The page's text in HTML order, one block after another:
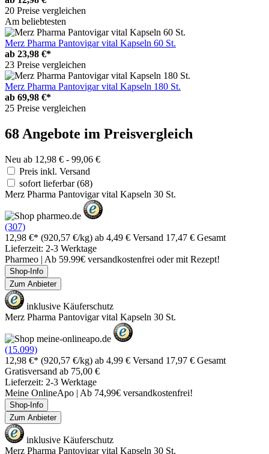
20 Preise vergleichen
Am beliebtesten
Merz Pharma Pantovigar vital Kapseln 60 St.
ab 23,98 €*
23 Preise vergleichen
Merz Pharma Pantovigar vital Kapseln 180 St.
ab 69,98 €*
25 Preise vergleichen
68 Angebote im Preisvergleich
Neu ab 12,98 € - 99,06 €
Preis inkl. Versand
sofort lieferbar(68)
Merz Pharma Pantovigar vital Kapseln 30 St.
(307)
12,98 €* (920,57 €/kg) ab 4,49 € Versand 17,47 € Gesamt
Lieferzeit: 2-3 Werktage
Pharmeo | Ab 59.99€ versandkostenfrei oder mit Rezept!
Shop-Info
Zum Anbieter
inklusive Käuferschutz
Merz Pharma Pantovigar vital Kapseln 30 St.
(15.099)
12,98 €* (920,57 €/kg) ab 4,99 € Versand 17,97 € Gesamt
Gratisversand ab 75,00 €
Lieferzeit: 2-3 Werktage
Meine OnlineApo | Ab 74,99€ versandkostenfrei!
Shop-Info
Zum Anbieter
inklusive Käuferschutz
Merz Pharma Pantovigar vital Kapseln 30 St.